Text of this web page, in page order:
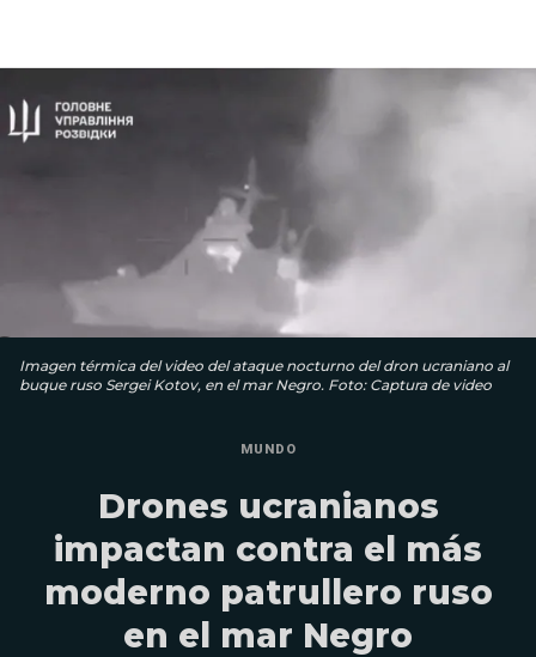
Imagen térmica del video del ataque nocturno del dron ucraniano al
buque ruso Sergei Kotov, en el mar Negro. Foto: Captura de video
MUNDO
Drones ucranianos
impactan contra el más
moderno patrullero ruso
en el mar Negro